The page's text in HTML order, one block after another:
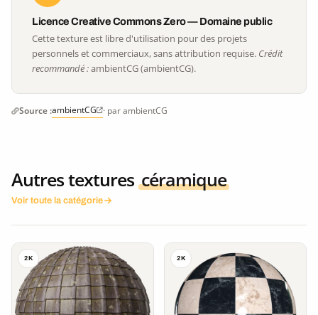
Licence Creative Commons Zero — Domaine public
Cette texture est libre d'utilisation pour des projets
personnels et commerciaux, sans attribution requise. Crédit
recommandé :ambientCG (ambientCG).
Source :ambientCG · par ambientCG
Autres textures céramique
Voir toute la catégorie
2K 2K